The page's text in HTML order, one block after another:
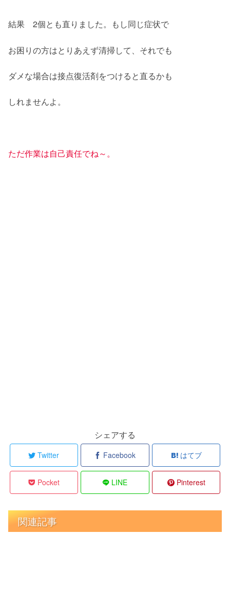
結果 2個とも直りました。もし同じ症状で
お困りの方はとりあえず清掃して、それでも
ダメな場合は接点復活剤をつけると直るかも
しれませんよ。
ただ作業は自己責任でね～。
シェアする
Twitter Facebook はてブ
Pocket LINE Pinterest
関連記事